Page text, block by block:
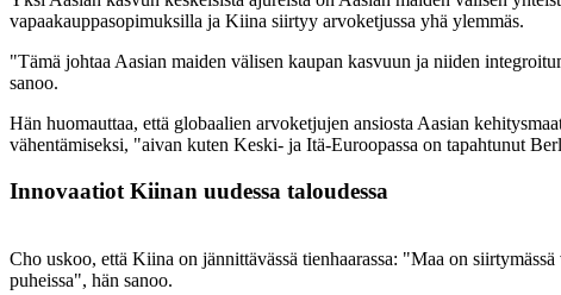
vapaakauppasopimuksilla ja Kiina siirtyy arvoketjussa yhä ylemmäs.
"Tämä johtaa Aasian maiden välisen kaupan kasvuun ja niiden
sanoo.
Hän huomauttaa, että globaalien arvoketjujen ansiosta Aasian
vähentämiseksi, "aivan kuten Keski- ja Itä-Euroopassa on tapahtunut
Innovaatiot Kiinan uudessa taloudessa
Cho uskoo, että Kiina on jännittävässä tienhaarassa: "Maa on
puheissa", hän sanoo.